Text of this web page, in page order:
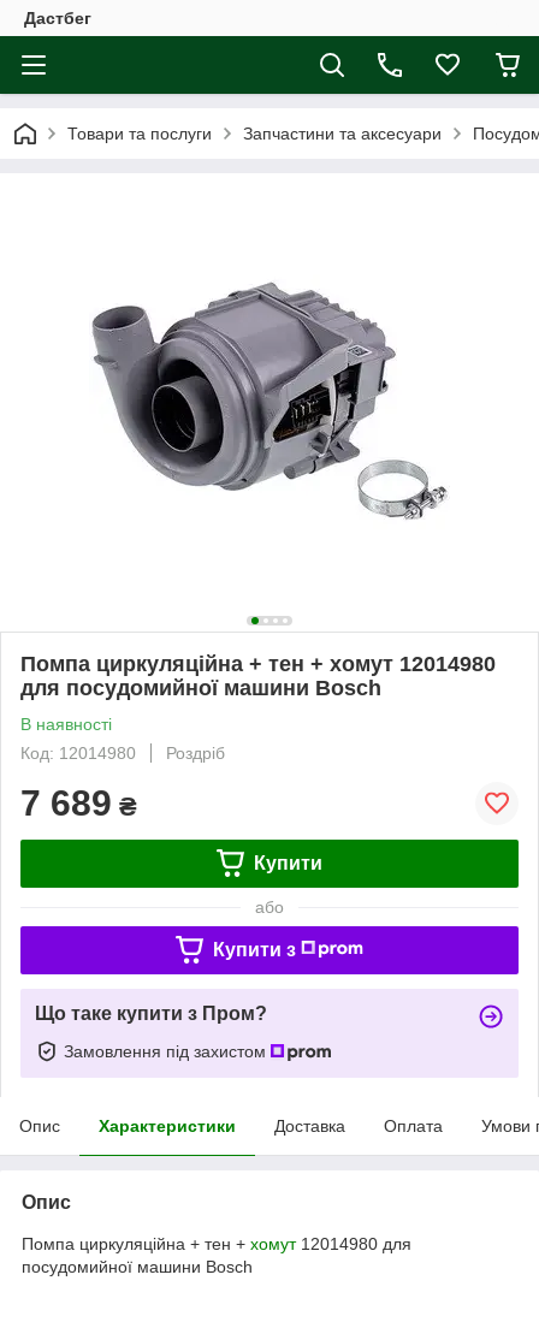
Дастбег
Товари та послуги Запчастини та аксесуари
Помпа циркуляційна + тен + хомут 12014980
для посудомийної машини Bosch
В наявності
Код: 12014980
Роздріб
7 689 ₴
Купити
або
Купити з
Що таке купити з Пром?
Замовлення під захистом
Опис Характеристики Доставка Оплата Умови
Опис
Помпа циркуляційна + тен + хомут12014980 для
посудомийної машини Bosch